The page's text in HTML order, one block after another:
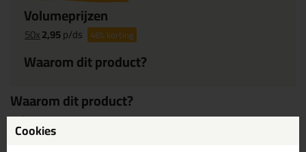
Volumeprijzen
50x2,95p/ds 46%korting
Waarom dit product?
Waarom dit product?
Professionelekwaliteit!
Cookies